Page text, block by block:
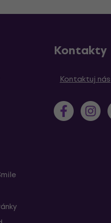
Kontakty
Kontaktuj nás